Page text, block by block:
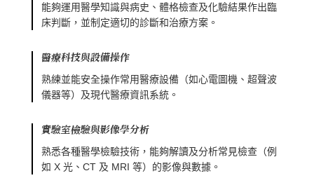
能夠運用醫學知識與病史、體格檢查及化驗結果作出臨
床判斷，並制定適切的診斷和治療方案。
醫療科技與設備操作
熟練並能安全操作常用醫療設備（如心電圖機、超聲波
儀器等）及現代醫療資訊系統。
實驗室檢驗與影像學分析
熟悉各種醫學檢驗技術，能夠解讀及分析常見檢查（例
如 X 光、CT 及 MRI 等）的影像與數據。